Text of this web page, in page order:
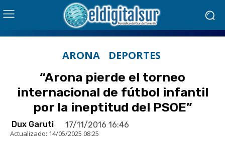
ARONA DEPORTES
“Arona pierde el torneo
internacional de fútbol infantil
por la ineptitud del PSOE”
Dux Garuti 17/11/2016 16:46
Actualizado: 14/05/2025 08:25